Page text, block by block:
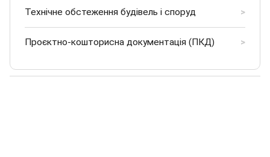
Технічне обстеження будівель і споруд >
Проєктно-кошторисна документація (ПКД) >